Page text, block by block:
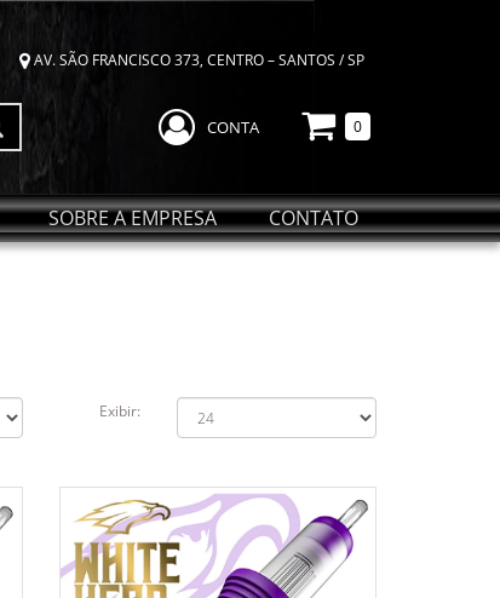
AV. SÃO FRANCISCO 373, CENTRO – SANTOS / SP
CONTA 0
SOBRE A EMPRESA CONTATO
Exibir: